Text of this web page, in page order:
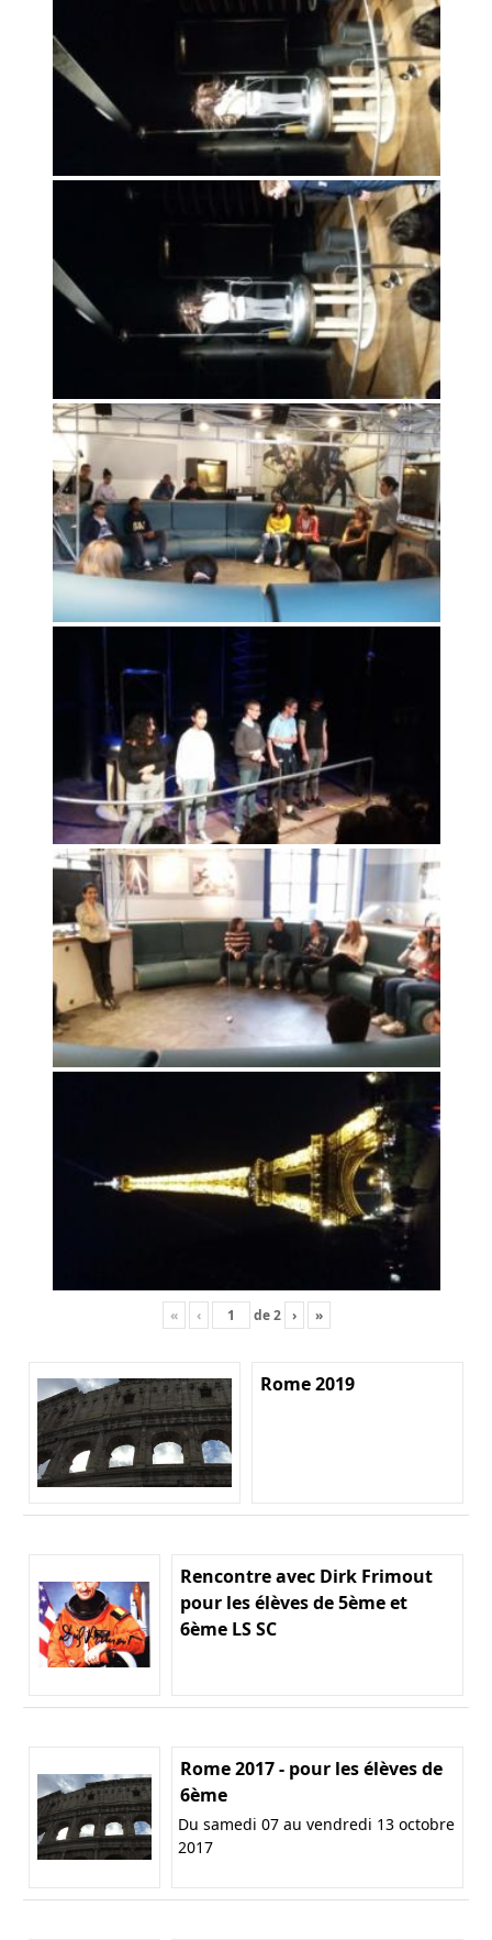
« ‹ de2 › »
Rome 2019
Rencontre avec Dirk Frimout
pour les élèves de 5ème et
6ème LS SC
Rome 2017 - pour les élèves de
6ème
Du samedi 07 au vendredi 13 octobre
2017